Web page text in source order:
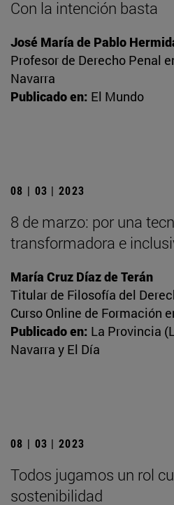
Con la intención basta
José María de Pablo
Profesor de Derecho Penal
Navarra
Publicado en: El Mundo
08 | 03 | 2023
8 de marzo: por una
transformadora e
María Cruz Díaz de Terán
Titular de Filosofía del
Curso Online de Formación
Publicado en: La Provincia
Navarra y El Día
08 | 03 | 2023
Todos jugamos un rol
sostenibilidad